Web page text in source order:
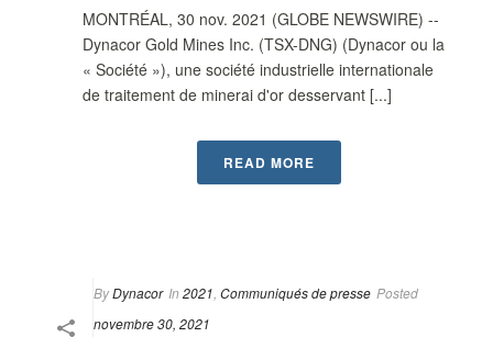
MONTRÉAL, 30 nov. 2021 (GLOBE NEWSWIRE) --
Dynacor Gold Mines Inc. (TSX-DNG) (Dynacor ou la
« Société »), une société industrielle internationale
de traitement de minerai d'or desservant [...]
READ MORE
ByDynacor In 2021 Communiqués de presse Posted
novembre 30, 2021